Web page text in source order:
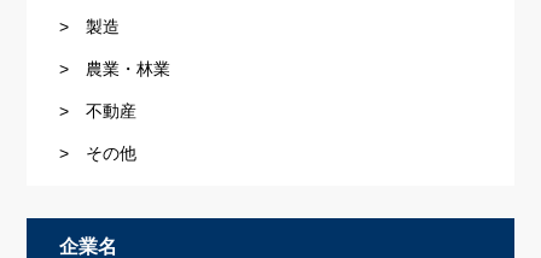
> 製造
> 農業・林業
> 不動産
> その他
企業名